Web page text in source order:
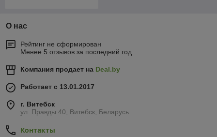
О нас
Рейтинг не сформирован
Менее 5 отзывов за последний год
Компания продает на Deal.by
Работает с 13.01.2017
г. Витебск
ул. Правды 40, Витебск, Беларусь
Контакты